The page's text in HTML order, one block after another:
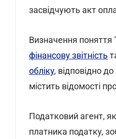
засвідчують акт
Визначення
фінансову звітність
обліку, відповідно
містить відомості
Податковий агент,
платника податку,